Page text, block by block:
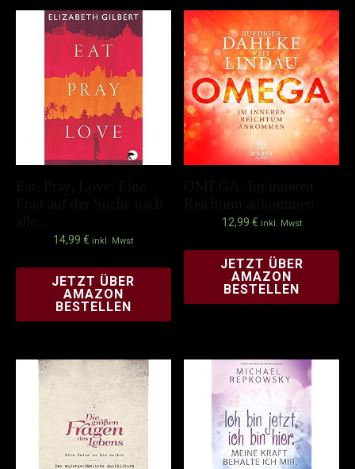
14,99€ inkl. Mwst
JETZT ÜBER
AMAZON
BESTELLEN
12,99 € inkl. Mwst
JETZT ÜBER
AMAZON
BESTELLEN